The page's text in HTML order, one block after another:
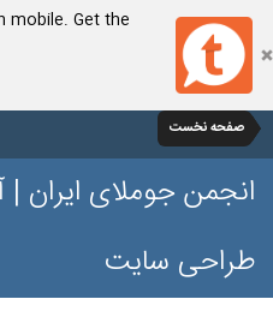
mobile. Get the
صفحه نخست
انجمن جوملای ایران
طراحی سایت